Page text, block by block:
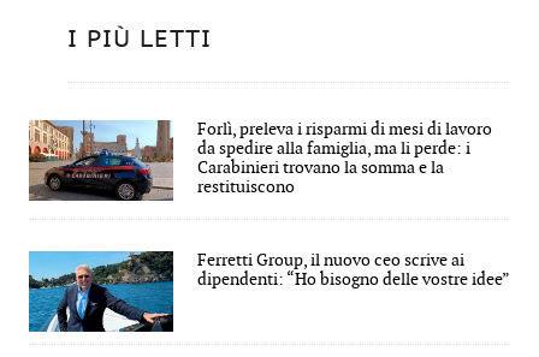
I PIÙ LETTI
Forlì, preleva i risparmi di mesi di lavoro
da spedire alla famiglia, ma li perde: i
Carabinieri trovano la somma e la
restituiscono
Ferretti Group, il nuovo ceo scrive ai
dipendenti: “Ho bisogno delle vostre idee”